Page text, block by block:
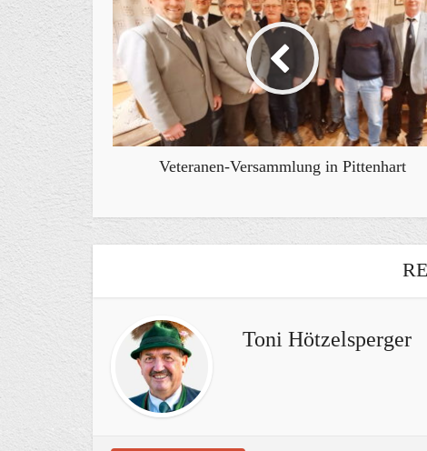
Veteranen-Versammlung in Pittenhart
Toni Hötzelsperger